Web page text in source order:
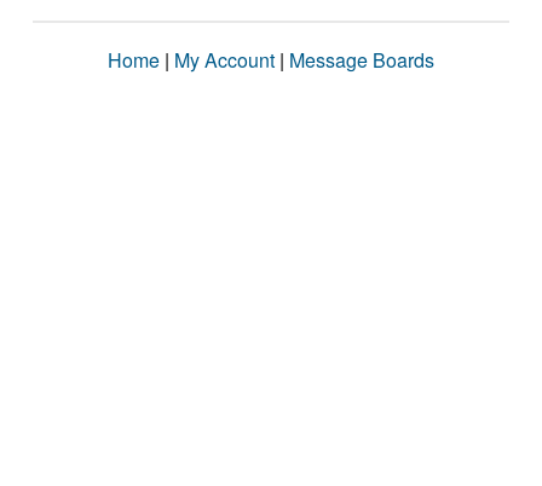
Home | My Account | Message Boards